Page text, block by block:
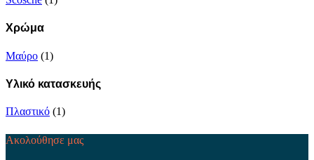
Χρώμα
Μαύρο (1)
Υλικό κατασκευής
Πλαστικό (1)
Ακολούθησε μας